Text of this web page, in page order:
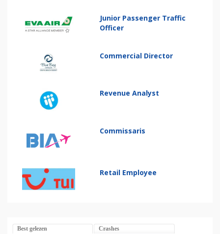
Junior Passenger Traffic
Officer
Commercial Director
Revenue Analyst
Commissaris
Retail Employee
Best gelezen Crashes